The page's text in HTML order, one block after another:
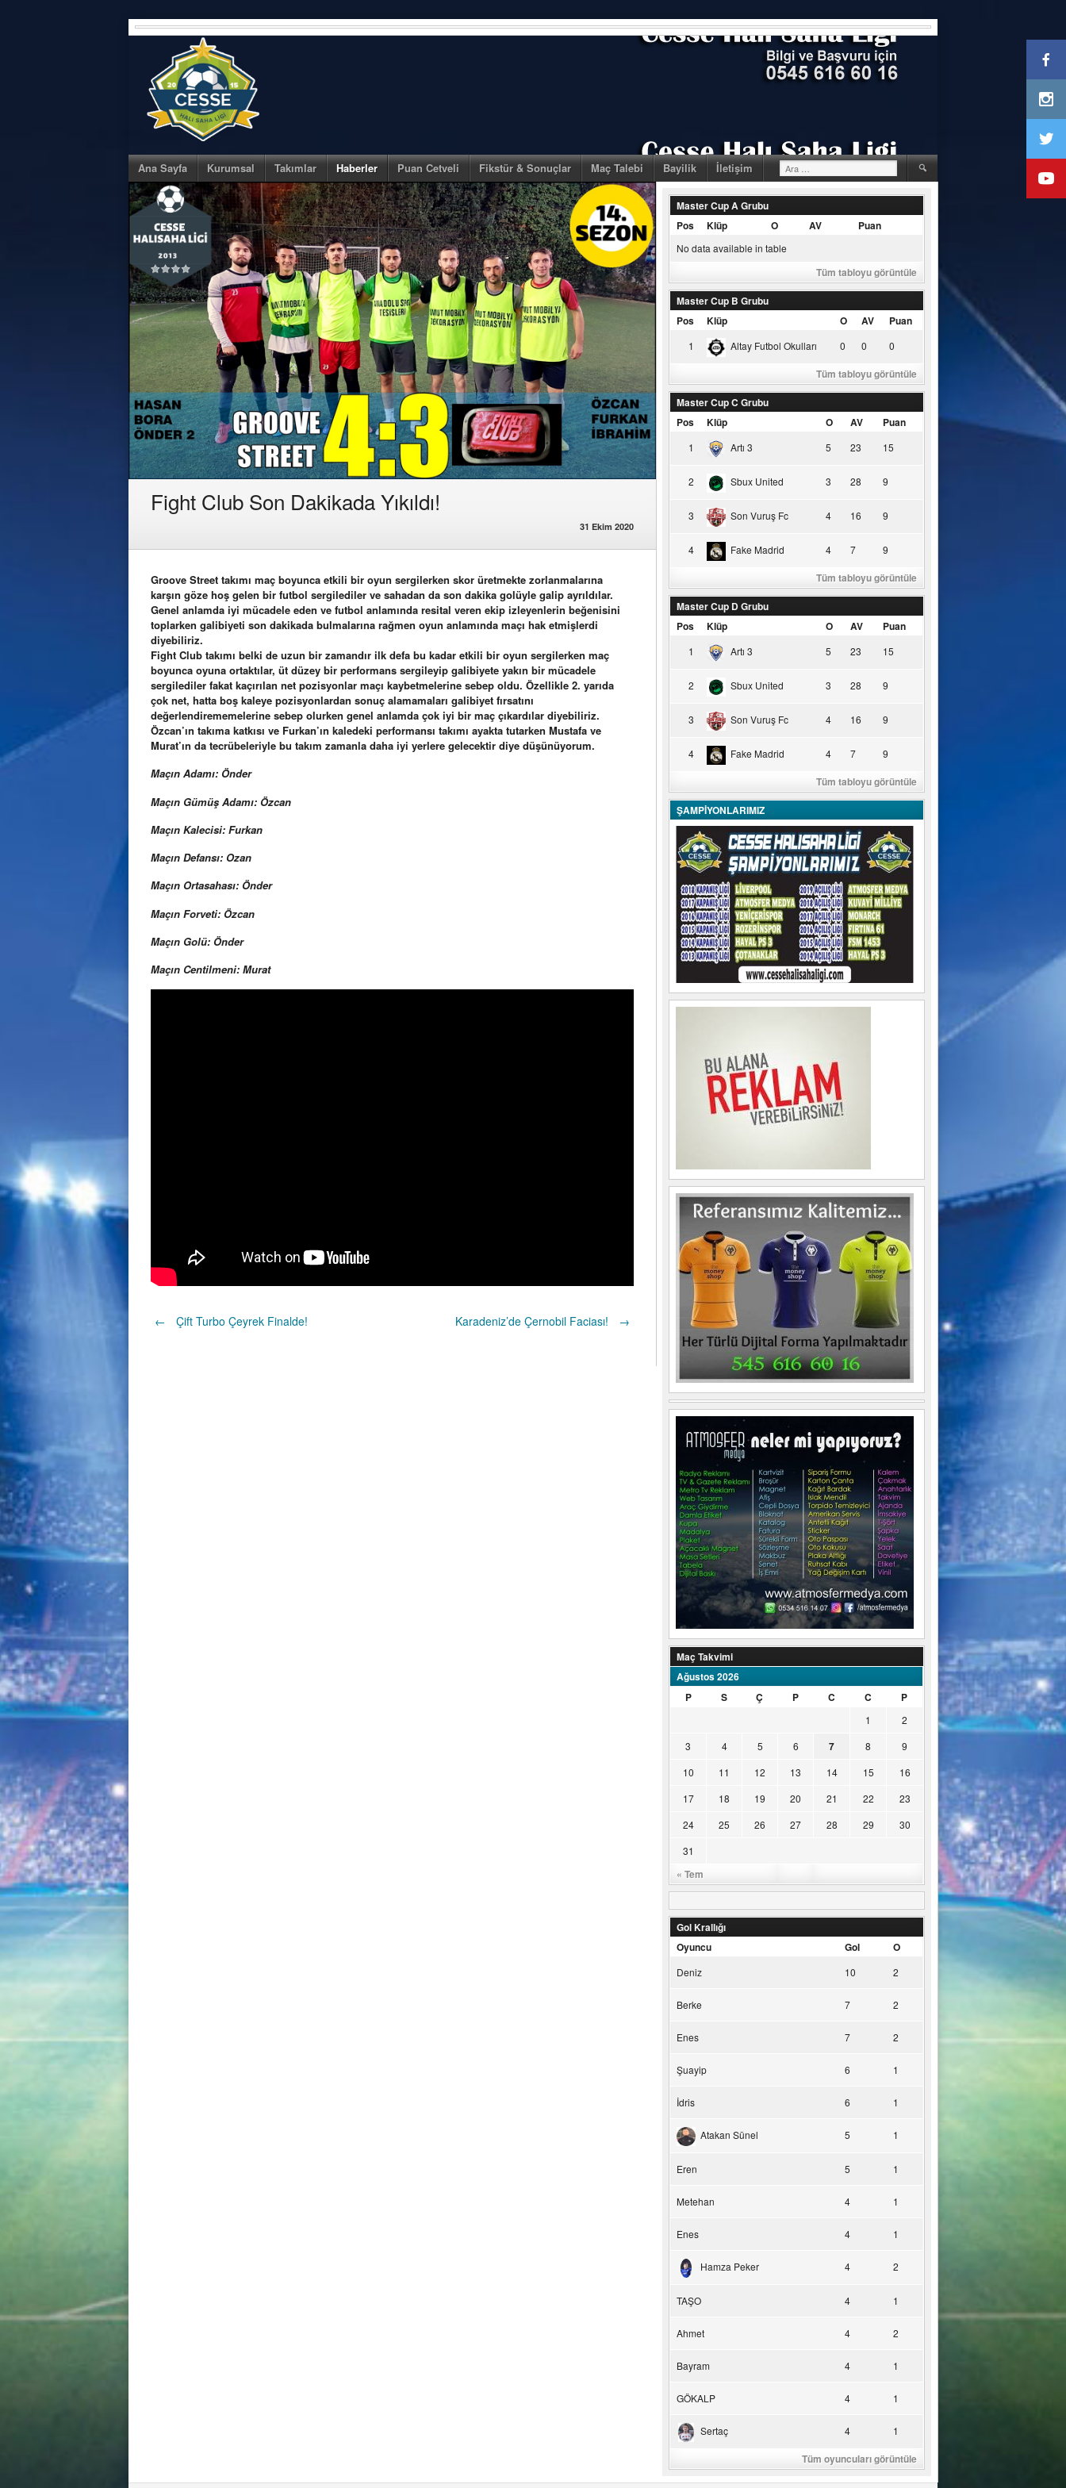
Skip
to
Ana Sayfa Kurumsal Takımlar Haberler Puan Cetveli Fikstür & Sonuçlar Maç Talebi Bayilik İletişim Arama:
Fight Club Son Dakikada Yıkıldı!
31 Ekim 2020
Groove Street takımı maç boyunca etkili bir oyun sergilerken skor üretmekte zorlanmalarına
karşın göze hoş gelen bir futbol sergilediler ve sahadan da son dakika golüyle galip ayrıldılar.
Genel anlamda iyi mücadele eden ve futbol anlamında resital veren ekip izleyenlerin beğenisini
toplarken galibiyeti son dakikada bulmalarına rağmen oyun anlamında maçı hak etmişlerdi
diyebiliriz.
Fight Club takımı belki de uzun bir zamandır ilk defa bu kadar etkili bir oyun sergilerken maç
boyunca oyuna ortaktılar, üt düzey bir performans sergileyip galibiyete yakın bir mücadele
sergilediler fakat kaçırılan net pozisyonlar maçı kaybetmelerine sebep oldu. Özellikle 2. yarıda
çok net, hatta boş kaleye pozisyonlardan sonuç alamamaları galibiyet fırsatını
değerlendirememelerine sebep olurken genel anlamda çok iyi bir maç çıkardılar diyebiliriz.
Özcan’ın takıma katkısı ve Furkan’ın kaledeki performansı takımı ayakta tutarken Mustafa ve
Murat’ın da tecrübeleriyle bu takım zamanla daha iyi yerlere gelecektir diye düşünüyorum.
Maçın Adamı: Önder
Maçın Gümüş Adamı: Özcan
Maçın Kalecisi: Furkan
Maçın Defansı: Ozan
Maçın Ortasahası: Önder
Maçın Forveti: Özcan
Maçın Golü: Önder
Maçın Centilmeni: Murat
Post
← Çift Turbo Çeyrek Finalde! Karadeniz’de Çernobil Faciası! →
Master Cup A Grubu
Pos
Klüp O AV Puan
No data available in table
Tüm tabloyu görüntüle
Master Cup B Grubu
Pos
Klüp O AV Puan
1 Altay Futbol Okulları 0 0 0
Tüm tabloyu görüntüle
Master Cup C Grubu
Pos
Klüp O AV Puan
1 Artı 3 5 23 15
2 Sbux United 3 28 9
3 Son Vuruş Fc 4 16 9
4 Fake Madrid 4 7 9
Tüm tabloyu görüntüle
Master Cup D Grubu
Pos
Klüp O AV Puan
1 Artı 3 5 23 15
2 Sbux United 3 28 9
3 Son Vuruş Fc 4 16 9
4 Fake Madrid 4 7 9
Tüm tabloyu görüntüle
ŞAMPİYONLARIMIZ
Maç Takvimi
Ağustos 2026
P
S Ç P C C P
« Tem
1
2
3
4 5 6 7 8
9
10
11 12 13 14 15
16
17
18 19 20 21 22
23
24
25 26 27 28 29
30
31
Gol Krallığı
Oyuncu
Gol O
Deniz 10 2
Berke 7 2
Enes 7 2
Şuayip 6 1
İdris 6 1
Atakan Sünel 5 1
Eren 5 1
Metehan 4 1
Enes 4 1
Hamza Peker 4 2
TAŞO 4 1
Ahmet 4 2
Bayram 4 1
GÖKALP 4 1
Sertaç 4 1
Tüm oyuncuları görüntüle